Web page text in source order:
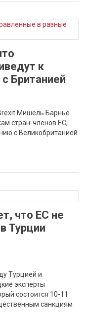
к
Британией
Мишель Барнье
стран-членов ЕС,
с Великобританией
что ЕС не
Турции
Турцией и
эксперты
состоится 10-11
санкциям